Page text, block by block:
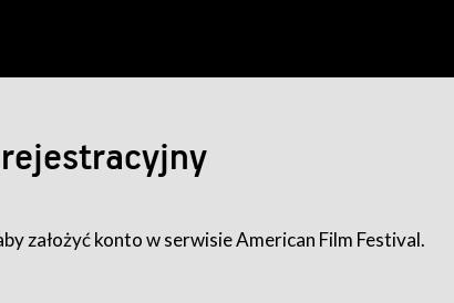
założyć konto w serwisie American Film Festival.